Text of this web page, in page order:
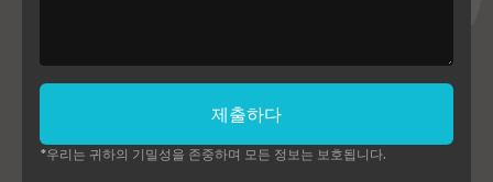
제출하다
*우리는 귀하의 기밀성을 존중하며 모든 정보는 보호됩니다.